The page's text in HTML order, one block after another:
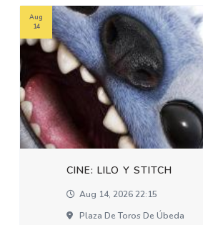
CINE: LILO Y STITCH
Aug 14, 2026 22:15
Plaza De Toros De Úbeda
Aug
14